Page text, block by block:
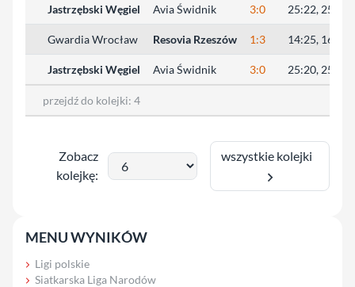
Jastrzębski Węgiel Avia Świdnik 3:0 25:22, 25:17,
Gwardia Wrocław Resovia Rzeszów 1:3 14:25,
Jastrzębski Węgiel Avia Świdnik 3:0 25:20, 25:22,
przejdź do kolejki: 4
Zobacz
kolejkę:
wszystkie kolejki
MENU WYNIKÓW
Ligi polskie
Siatkarska Liga Narodów